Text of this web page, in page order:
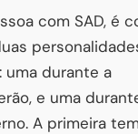
com SAD, é
durante a
e uma
A primeira